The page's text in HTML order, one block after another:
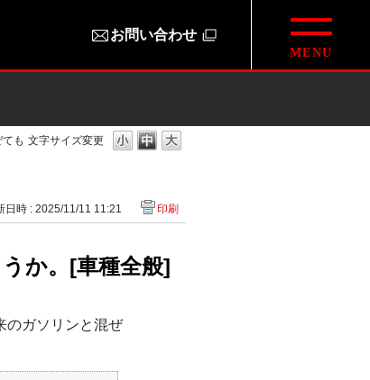
お問い合わせ
文字サイズ変更
も
日時 : 2025/11/11 11:21 印刷
か。[車種全般]
のガソリンと混ぜ